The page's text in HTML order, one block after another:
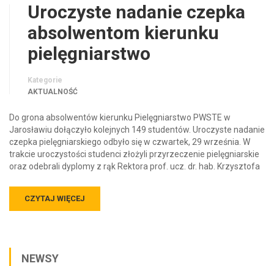
Uroczyste nadanie czepka
absolwentom kierunku
pielęgniarstwo
Kategorie
AKTUALNOŚĆ
Do grona absolwentów kierunku Pielęgniarstwo PWSTE w
Jarosławiu dołączyło kolejnych 149 studentów. Uroczyste nadanie
czepka pielęgniarskiego odbyło się w czwartek, 29 września. W
trakcie uroczystości studenci złożyli przyrzeczenie pielęgniarskie
oraz odebrali dyplomy z rąk Rektora prof. ucz. dr. hab. Krzysztofa
CZYTAJ WIĘCEJ
NEWSY